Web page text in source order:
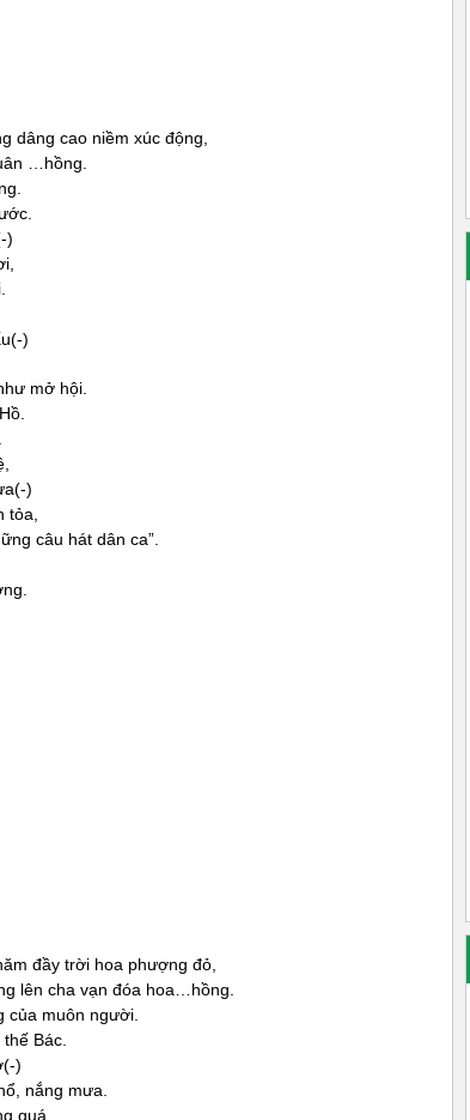
dâng cao niềm xúc động,
…hồng.
)
)
mở hội.
)
tỏa,
câu hát dân ca”.
đầy trời hoa phượng đỏ,
lên cha vạn đóa hoa…hồng.
của muôn người.
Bác.
)
nắng mưa.
quá,